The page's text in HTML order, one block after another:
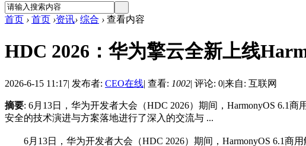
首页 › 首页 ›资讯› 综合 › 查看内容
HDC 2026：华为擎云全新上线
2026-6-15 11:17| 发布者: CEO在线| 查看: 1002| 评论: 0|来自: 互联网
摘要: 6月13日，华为开发者大会（HDC 2026）期间，HarmonyOS 6.1
安全的技术演进与方案落地进行了深入的交流与 ...
6月13日，华为开发者大会（HDC 2026）期间，HarmonyOS 6.1